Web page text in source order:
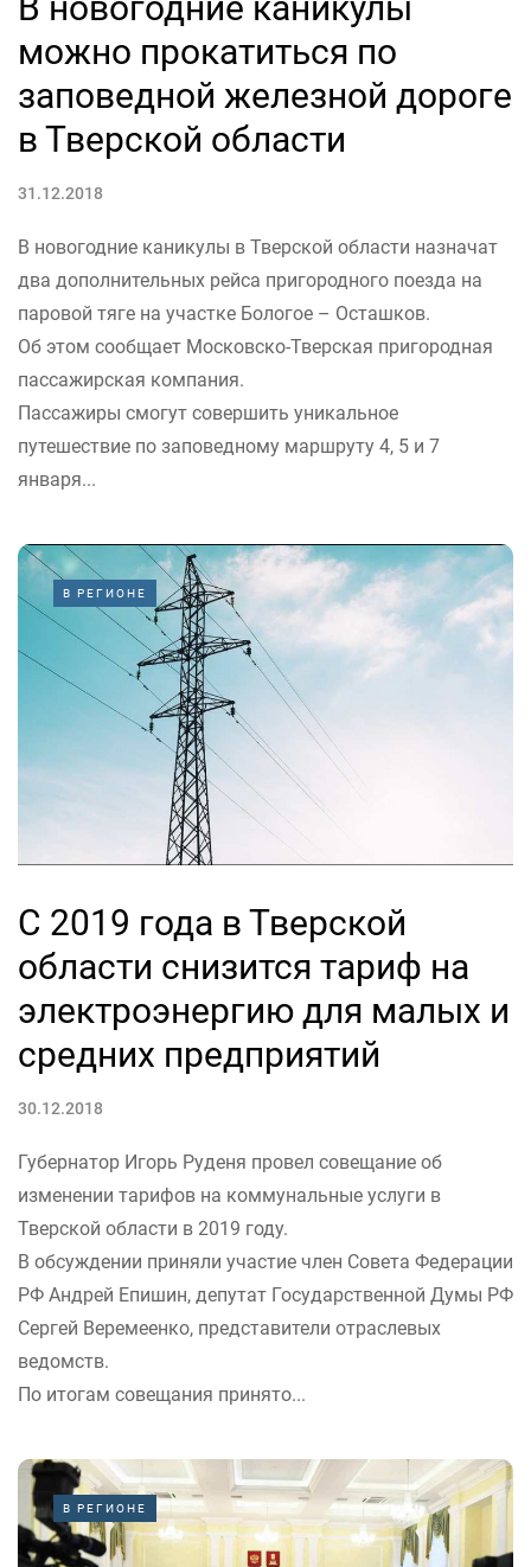
можно прокатиться по
заповедной железной дороге
в Тверской области
31.12.2018
В новогодние каникулы в Тверской области назначат
два дополнительных рейса пригородного поезда на
паровой тяге на участке Бологое – Осташков.
Об этом сообщает Московско-Тверская пригородная
пассажирская компания.
Пассажиры смогут совершить уникальное
путешествие по заповедному маршруту 4, 5 и 7
января...
В РЕГИОНЕ
С 2019 года в Тверской
области снизится тариф на
электроэнергию для малых и
средних предприятий
30.12.2018
Губернатор Игорь Руденя провел совещание об
изменении тарифов на коммунальные услуги в
Тверской области в 2019 году.
В обсуждении приняли участие член Совета Федерации
РФ Андрей Епишин, депутат Государственной Думы РФ
Сергей Веремеенко, представители отраслевых
ведомств.
По итогам совещания принято...
В РЕГИОНЕ